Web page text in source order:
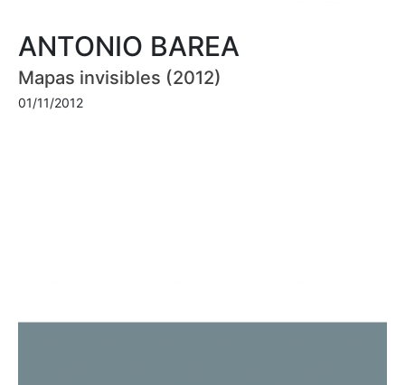
ANTONIO BAREA
Mapas invisibles (2012)
01/11/2012